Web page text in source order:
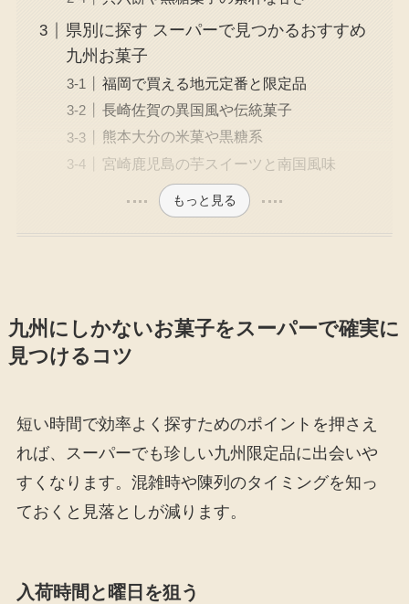
県別に探す スーパーで見つかるおすすめ
九州お菓子
福岡で買える地元定番と限定品
長崎佐賀の異国風や伝統菓子
熊本大分の米菓や黒糖系
宮崎鹿児島の芋スイーツと南国風味
もっと見る
九州にしかないお菓子をスーパーで確実に
見つけるコツ
短い時間で効率よく探すためのポイントを押さえ
れば、スーパーでも珍しい九州限定品に出会いや
すくなります。混雑時や陳列のタイミングを知っ
ておくと見落としが減ります。
入荷時間と曜日を狙う